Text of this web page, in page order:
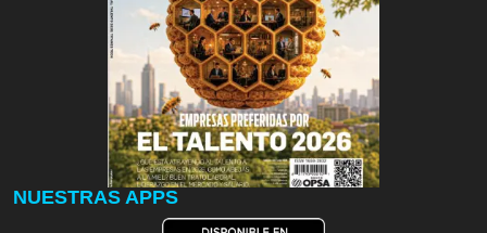
NUESTRAS APPS